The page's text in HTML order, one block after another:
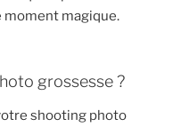
magique.
grossesse ?
shooting photo